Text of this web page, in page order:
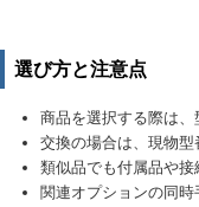
選び方と注意点
商品を選択する際は、
交換の場合は、現物型
類似品でも付属品や接
関連オプションの同時